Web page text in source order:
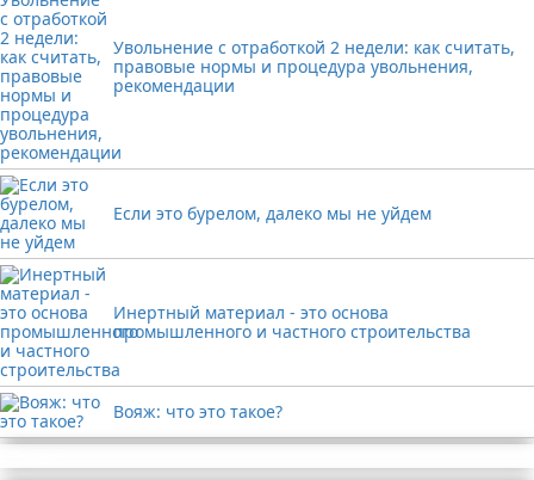
Увольнение с отработкой 2 недели: как считать,
правовые нормы и процедура увольнения,
рекомендации
Если это бурелом, далеко мы не уйдем
Инертный материал - это основа
промышленного и частного строительства
Вояж: что это такое?